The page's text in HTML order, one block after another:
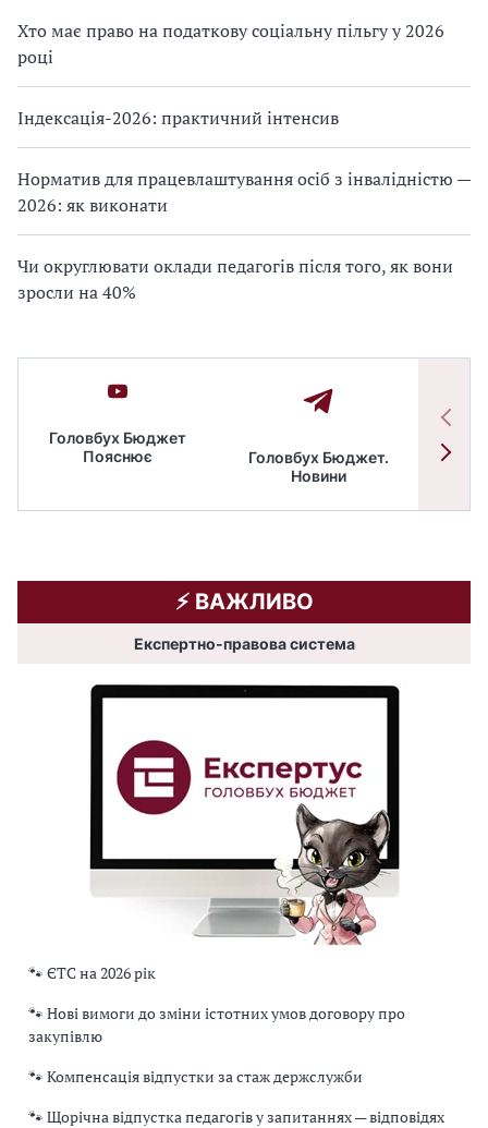
Хто має право на податкову соціальну пільгу у 2026
році
Індексація-2026: практичний інтенсив
Норматив для працевлаштування осіб з інвалідністю —
2026: як виконати
Чи округлювати оклади педагогів після того, як вони
зросли на 40%
Головбух Бюджет
Пояснює
Головбух Бюджет.
Новини
⚡️ ВАЖЛИВО
Експертно-правова система
🐾 ЄТС на 2026 рік
🐾 Нові вимоги до зміни істотних умов договору про
закупівлю
🐾 Компенсація відпустки за стаж держслужби
🐾 Щорічна відпустка педагогів у запитаннях — відповідях